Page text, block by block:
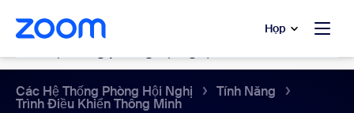
đến nội dung chính
trò chuyện trợ giúp Họp
Các Hệ Thống Phòng Hội Nghị Tính Năng
Trình Điều Khiển Thông Minh